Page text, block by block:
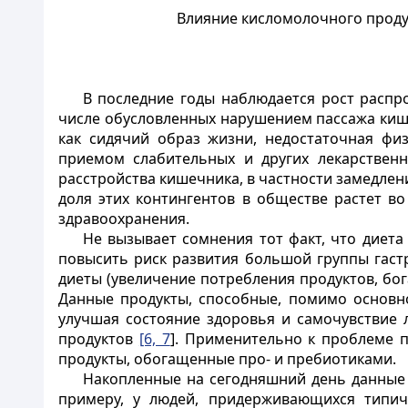
Влияние кисломолочного
В последние годы наблюдается рост
числе обусловленных нарушением пассажа
как сидячий образ жизни, недостаточная
приемом слабительных и других
расстройства кишечника, в частности
доля этих контингентов в обществе растет
здравоохранения.
Не вызывает сомнения тот факт, что
повысить риск развития большой группы
диеты (увеличение потребления продуктов,
Данные продукты, способные, помимо
улучшая состояние здоровья и
продуктов [6, 7]. Применительно к проблеме
продукты, обогащенные про- и пребиотиками.
Накопленные на сегодняшний день
примеру, у людей, придерживающихся